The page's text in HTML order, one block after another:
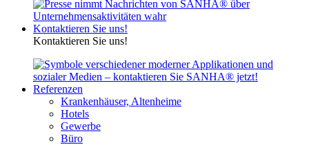
Kontaktieren Sie uns!
Kontaktieren Sie uns!
Referenzen
Krankenhäuser, Altenheime
Hotels
Gewerbe
Büro